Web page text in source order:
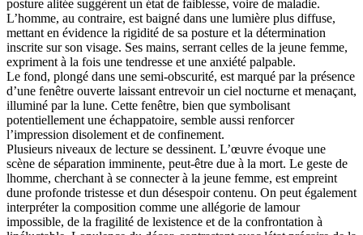
posture alitée suggèrent un état de faiblesse, voire de maladie.
L’homme, au contraire, est baigné dans une lumière plus diffuse,
mettant en évidence la rigidité de sa posture et la détermination
inscrite sur son visage. Ses mains, serrant celles de la jeune femme,
expriment à la fois une tendresse et une anxiété palpable.
Le fond, plongé dans une semi-obscurité, est marqué par la présence
d’une fenêtre ouverte laissant entrevoir un ciel nocturne et menaçant,
illuminé par la lune. Cette fenêtre, bien que symbolisant
potentiellement une échappatoire, semble aussi renforcer
l’impression disolement et de confinement.
Plusieurs niveaux de lecture se dessinent. L’œuvre évoque une
scène de séparation imminente, peut-être due à la mort. Le geste de
lhomme, cherchant à se connecter à la jeune femme, est empreint
dune profonde tristesse et dun désespoir contenu. On peut également
interpréter la composition comme une allégorie de lamour
impossible, de la fragilité de lexistence et de la confrontation à